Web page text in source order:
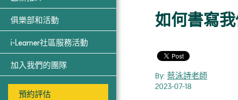
俱樂部和活動
i-Learner社區服務活動
加入我們的團隊
預約評估
如何書寫
By: 蔡泳詩老師
2023-07-18